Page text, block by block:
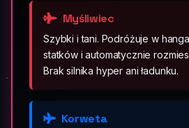
Myśliwiec
Szybki i tani. Podróżuje w
statków i automatycznie
Brak silnika hyper ani ładunku.
Korweta